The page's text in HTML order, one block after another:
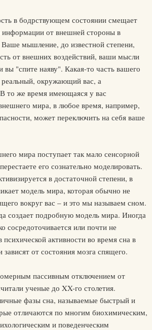
в бодрствующем состоянии смещает
от внешней стороны в
мышление, до известной степени,
от внешних воздействий, ваши мысли
вы "спите наяву". Какая-то часть вашего
реальный, окружающий вас, а
то же время имеющаяся у вас
мира, в любое время, например,
может переключить на себя ваше
мира поступает так мало сенсорной
его сознательно моделировать.
в достаточной степени, в
модель мира, которая обычно не
вокруг вас – и это мы называем сном.
создает подробную модель мира. Иногда
сосредоточивается или почти не
психической активности во время сна в
зависят от состояния мозга спящего.
пассивным отключением от
ученые до XX-го столетия.
фазы сна, называемые быстрый и
отличаются по многим биохимическим,
и поведенческим